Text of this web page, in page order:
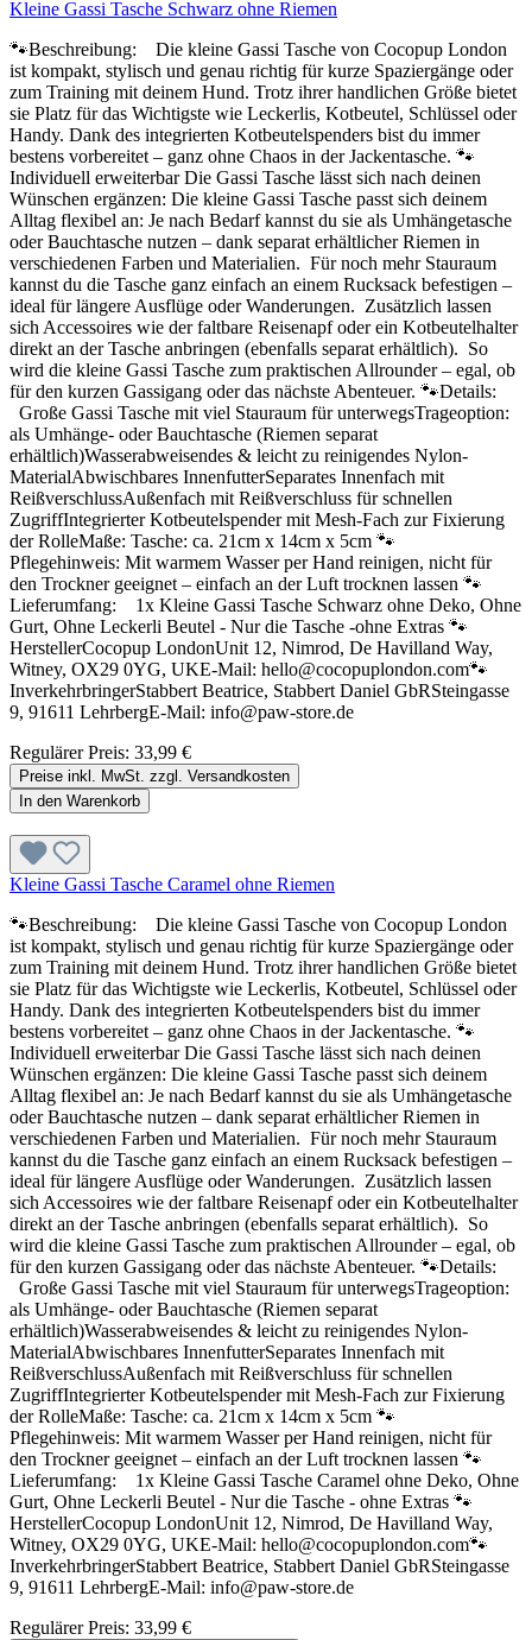
Kleine Gassi Tasche Schwarz ohne Riemen
🐾Beschreibung: Die kleine Gassi Tasche von Cocopup London
ist kompakt, stylisch und genau richtig für kurze Spaziergänge oder
zum Training mit deinem Hund. Trotz ihrer handlichen Größe bietet
sie Platz für das Wichtigste wie Leckerlis, Kotbeutel, Schlüssel oder
Handy. Dank des integrierten Kotbeutelspenders bist du immer
bestens vorbereitet – ganz ohne Chaos in der Jackentasche. 🐾
Individuell erweiterbar Die Gassi Tasche lässt sich nach deinen
Wünschen ergänzen: Die kleine Gassi Tasche passt sich deinem
Alltag flexibel an: Je nach Bedarf kannst du sie als Umhängetasche
oder Bauchtasche nutzen – dank separat erhältlicher Riemen in
verschiedenen Farben und Materialien. Für noch mehr Stauraum
kannst du die Tasche ganz einfach an einem Rucksack befestigen –
ideal für längere Ausflüge oder Wanderungen. Zusätzlich lassen
sich Accessoires wie der faltbare Reisenapf oder ein Kotbeutelhalter
direkt an der Tasche anbringen (ebenfalls separat erhältlich). So
wird die kleine Gassi Tasche zum praktischen Allrounder – egal, ob
für den kurzen Gassigang oder das nächste Abenteuer. 🐾Details:
Große Gassi Tasche mit viel Stauraum für unterwegsTrageoption:
als Umhänge- oder Bauchtasche (Riemen separat
erhältlich)Wasserabweisendes & leicht zu reinigendes Nylon-
MaterialAbwischbares InnenfutterSeparates Innenfach mit
ReißverschlussAußenfach mit Reißverschluss für schnellen
ZugriffIntegrierter Kotbeutelspender mit Mesh-Fach zur Fixierung
der RolleMaße: Tasche: ca. 21cm x 14cm x 5cm 🐾
Pflegehinweis: Mit warmem Wasser per Hand reinigen, nicht für
den Trockner geeignet – einfach an der Luft trocknen lassen 🐾
Lieferumfang: 1x Kleine Gassi Tasche Schwarz ohne Deko, Ohne
Gurt, Ohne Leckerli Beutel - Nur die Tasche -ohne Extras 🐾
HerstellerCocopup LondonUnit 12, Nimrod, De Havilland Way,
Witney, OX29 0YG, UKE-Mail: hello@cocopuplondon.com🐾
InverkehrbringerStabbert Beatrice, Stabbert Daniel GbRSteingasse
9, 91611 LehrbergE-Mail: info@paw-store.de
Regulärer Preis: 33,99 €
Preise inkl. MwSt. zzgl. Versandkosten
In den Warenkorb
Kleine Gassi Tasche Caramel ohne Riemen
🐾Beschreibung: Die kleine Gassi Tasche von Cocopup London
ist kompakt, stylisch und genau richtig für kurze Spaziergänge oder
zum Training mit deinem Hund. Trotz ihrer handlichen Größe bietet
sie Platz für das Wichtigste wie Leckerlis, Kotbeutel, Schlüssel oder
Handy. Dank des integrierten Kotbeutelspenders bist du immer
bestens vorbereitet – ganz ohne Chaos in der Jackentasche. 🐾
Individuell erweiterbar Die Gassi Tasche lässt sich nach deinen
Wünschen ergänzen: Die kleine Gassi Tasche passt sich deinem
Alltag flexibel an: Je nach Bedarf kannst du sie als Umhängetasche
oder Bauchtasche nutzen – dank separat erhältlicher Riemen in
verschiedenen Farben und Materialien. Für noch mehr Stauraum
kannst du die Tasche ganz einfach an einem Rucksack befestigen –
ideal für längere Ausflüge oder Wanderungen. Zusätzlich lassen
sich Accessoires wie der faltbare Reisenapf oder ein Kotbeutelhalter
direkt an der Tasche anbringen (ebenfalls separat erhältlich). So
wird die kleine Gassi Tasche zum praktischen Allrounder – egal, ob
für den kurzen Gassigang oder das nächste Abenteuer. 🐾Details:
Große Gassi Tasche mit viel Stauraum für unterwegsTrageoption:
als Umhänge- oder Bauchtasche (Riemen separat
erhältlich)Wasserabweisendes & leicht zu reinigendes Nylon-
MaterialAbwischbares InnenfutterSeparates Innenfach mit
ReißverschlussAußenfach mit Reißverschluss für schnellen
ZugriffIntegrierter Kotbeutelspender mit Mesh-Fach zur Fixierung
der RolleMaße: Tasche: ca. 21cm x 14cm x 5cm 🐾
Pflegehinweis: Mit warmem Wasser per Hand reinigen, nicht für
den Trockner geeignet – einfach an der Luft trocknen lassen 🐾
Lieferumfang: 1x Kleine Gassi Tasche Caramel ohne Deko, Ohne
Gurt, Ohne Leckerli Beutel - Nur die Tasche - ohne Extras 🐾
HerstellerCocopup LondonUnit 12, Nimrod, De Havilland Way,
Witney, OX29 0YG, UKE-Mail: hello@cocopuplondon.com🐾
InverkehrbringerStabbert Beatrice, Stabbert Daniel GbRSteingasse
9, 91611 LehrbergE-Mail: info@paw-store.de
Regulärer Preis: 33,99 €